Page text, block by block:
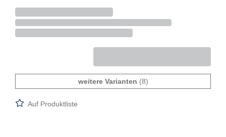
weitere Varianten (8)
Auf Produktliste